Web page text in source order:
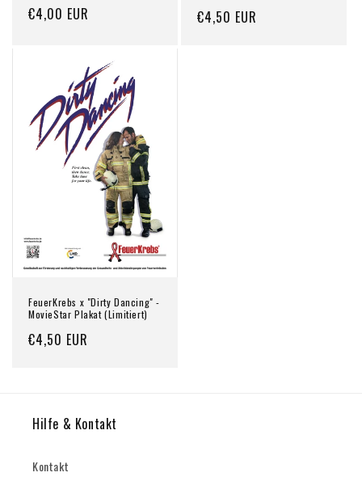
Normaler
€4,00 EUR
Normaler
€4,50 EUR
FeuerKrebs x "Dirty Dancing" -
MovieStar Plakat (Limitiert)
Normaler
€4,50 EUR
Hilfe & Kontakt
Kontakt